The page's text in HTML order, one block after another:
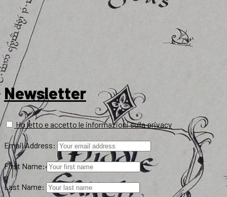
Newsletter
Ho letto e accetto le informazioni sulla privacy
Email Address:
First Name:
Last Name: